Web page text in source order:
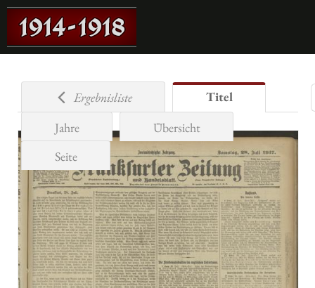
Ergebnisliste
Titel
Jahre
Übersicht
Seite